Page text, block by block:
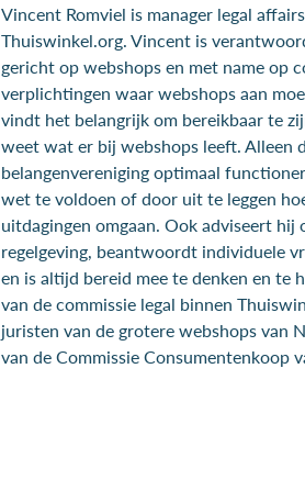
Vincent Romviel is manager legal
Thuiswinkel.org. Vincent is
gericht op webshops en met name op
verplichtingen waar webshops aan
vindt het belangrijk om bereikbaar te
weet wat er bij webshops leeft. Alleen
belangenvereniging optimaal
wet te voldoen of door uit te leggen
uitdagingen omgaan. Ook adviseert hij
regelgeving, beantwoordt individuele
en is altijd bereid mee te denken en te
van de commissie legal binnen
juristen van de grotere webshops van
van de Commissie Consumentenkoop